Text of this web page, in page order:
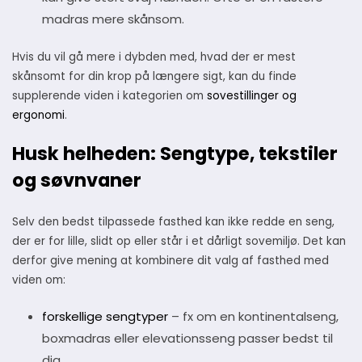
madras mere skånsom.
Hvis du vil gå mere i dybden med, hvad der er mest
skånsomt for din krop på længere sigt, kan du finde
supplerende viden i kategorien om sovestillinger og
ergonomi.
Husk helheden: Sengtype, tekstiler
og søvnvaner
Selv den bedst tilpassede fasthed kan ikke redde en seng,
der er for lille, slidt op eller står i et dårligt sovemiljø. Det kan
derfor give mening at kombinere dit valg af fasthed med
viden om:
forskellige sengtyper– fx om en kontinentalseng,
boxmadras eller elevationsseng passer bedst til